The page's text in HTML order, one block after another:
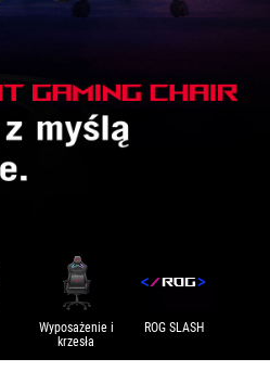
Wyposażenie i
krzesła
ROG SLASH